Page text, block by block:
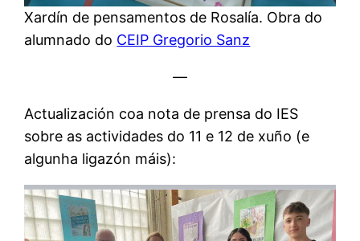
Xardín de pensamentos de Rosalía. Obra do
alumnado do CEIP Gregorio Sanz
—
Actualización coa nota de prensa do IES
sobre as actividades do 11 e 12 de xuño (e
algunha ligazón máis):